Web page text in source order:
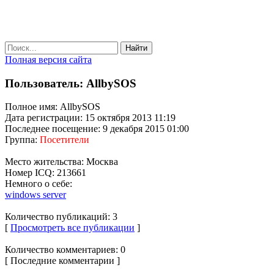
Найти
Полная версия сайта
Пользователь: AllbySOS
Полное имя: AllbySOS
Дата регистрации: 15 октября 2013 11:19
Последнее посещение: 9 декабря 2015 01:00
Группа: Посетители
Место жительства: Москва
Номер ICQ: 213661
Немного о себе:
windows server
Количество публикаций: 3
[ Просмотреть все публикации ]
Количество комментариев: 0
[ Последние комментарии ]